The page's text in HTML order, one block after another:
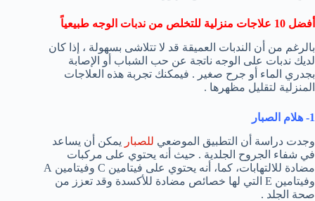
أفضل 10 علاجات منزلية للتخلص من ندبات الوجه طبيعياً
بالرغم من أن الندبات العميقة قد لا تتلاشى بسهولة ، إذا كان
لديك ندبات على الوجه ناتجة عن حب الشباب أو الإصابة
بجدري الماء أو جرح صغير . فيمكنك تجربة هذه العلاجات
المنزلية لتقليل مظهرها .
1- هلام الصبار
وجدت دراسة أن التطبيق الموضعي للصبار يمكن أن يساعد
في شفاء الجروح الجلدية . حيث أنه يحتوي على مركبات
مضادة للالتهابات، كما، أنه يحتوي على فيتامين C وفيتامين A
وفيتامين E التي لها خصائص مضادة للأكسدة وقد تعزز من
صحة الجلد .